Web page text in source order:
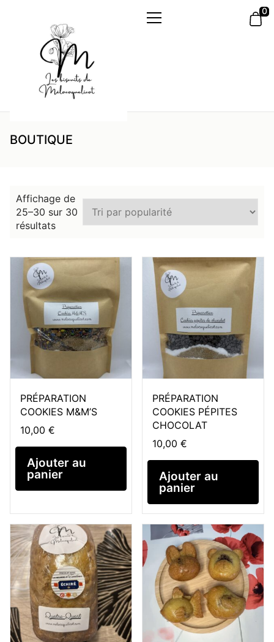
MELOCOQUELICOT
comme les coquelicots
0
BOUTIQUE
Affichage de
25–30 sur 30
résultats
Trié
par
PRÉPARATION
COOKIES M&M’S
10,00 €
Ajouter au
panier
PRÉPARATION
COOKIES PÉPITES
CHOCOLAT
10,00 €
Ajouter au
panier